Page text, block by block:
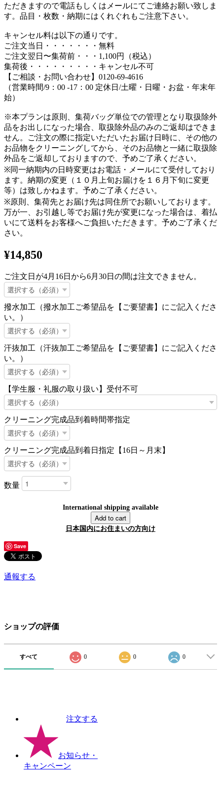
ただきますので電話もしくはメールにてご連絡お願い致しま
す。品目・枚数・納期にはくれぐれもご注意下さい。
キャンセル料は以下の通りです。
ご注文当日・・・・・・・無料
ご注文翌日〜集荷前・・・1,100円（税込）
集荷後・・・・・・・・・キャンセル不可
【ご相談・お問い合わせ】0120-69-4616
（営業時間/9：00 -17：00 定休日/土曜・日曜・お盆・年末年
始）
※本プランは原則、集荷バッグ単位での管理となり取扱除外
品をお出しになった場合、取扱除外品のみのご返却はできま
せん。ご注文の際に指定いただいたお届け日時に、その他の
お品物をクリーニングしてから、そのお品物と一緒に取扱除
外品をご返却しておりますので、予めご了承ください。
※同一納期内の日時変更はお電話・メールにて受付しており
ます。納期の変更（１０月上旬お届けを１６月下旬に変更
等）は致しかねます。予めご了承ください。
※原則、集荷先とお届け先は同住所でお願いしております。
万が一、お引越し等でお届け先が変更になった場合は、着払
いにて送料をお客様へご負担いただきます。予めご了承くだ
さい。
¥14,850
ご注文日が4月16日から6月30日の間は注文できません。
撥水加工（撥水加工ご希望品を【ご要望書】にご記入くださ
い。）
汗抜加工（汗抜加工ご希望品を【ご要望書】にご記入くださ
い。）
【学生服・礼服の取り扱い】受付不可
クリーニング完成品到着時間帯指定
クリーニング完成品到着日指定【16日～月末】
数量
International shipping available
Add to cart
日本国内にお住まいの方向け
Save
通報する
ショップの評価
すべて 0 0 0
注文する
お知らせ ・
キャンペーン